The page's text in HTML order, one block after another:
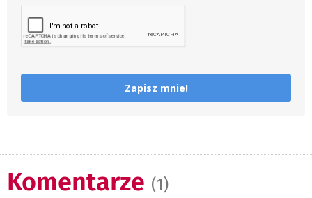
Zapisz mnie!
Komentarze (1)